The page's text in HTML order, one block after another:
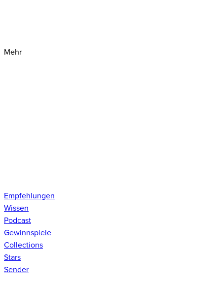
Mehr
Empfehlungen
Wissen
Podcast
Gewinnspiele
Collections
Stars
Sender